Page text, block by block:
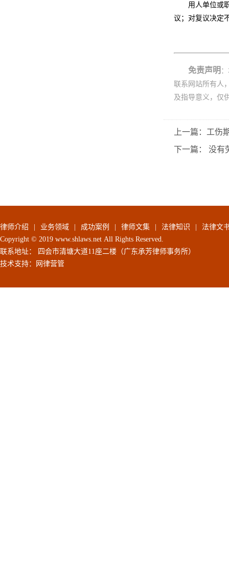
用人单位或
议；对复议决定
免责声明
联系网站所有人
及指导意义，仅
上一篇：工伤
下一篇： 没有
律师介绍 业务领域 成功案例 律师文集 法律知识
法律文
Copyright © 2019 www.shlaws.net All Rights Reserved.
联系地址： 四会市清塘大道11座二楼（广东承芳律师事务所）
技术支持：
网律营管